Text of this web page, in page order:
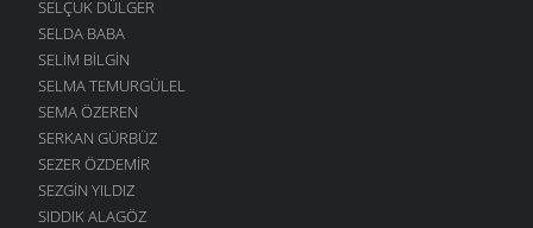
SELÇUK DÜLGER
SELDA BABA
SELIM BILGIN
SELMA TEMURGÜLEL
SEMA ÖZEREN
SERKAN GÜRBÜZ
SEZER ÖZDEMIR
SEZGIN YILDIZ
SIDDIK ALAGÖZ